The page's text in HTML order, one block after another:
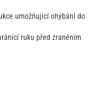
umožňující ohýbání do
ruku před zraněním